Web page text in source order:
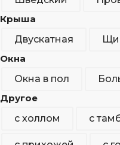
Крыша
Двускатная
Окна
Окна в пол
Другое
с холлом
с